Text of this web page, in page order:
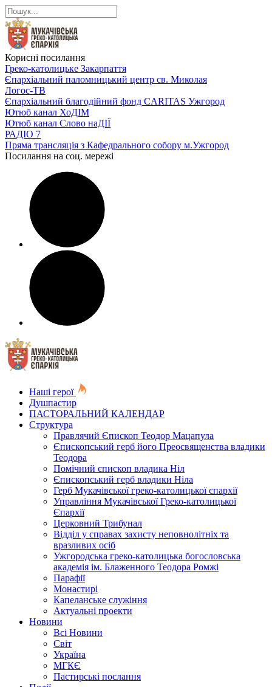
Корисні посилання
Греко-католицьке Закарпаття
Єпархіальний паломницький центр св. Миколая
Логос-ТВ
Єпархіальний благодійний фонд CARITAS Ужгород
Ютюб канал ХоДІМ
Ютюб канал Слово наДІЇ
РАДІО 7
Пряма трансляція з Кафедрального собору м.Ужгород
Посилання на соц. мережі
Наші герої
Душпастир
ПАСТОРАЛЬНИЙ КАЛЕНДАР
Структура
Правлячий Єпископ Теодор Мацапула
Єпископський герб його Преосвященства владики
Теодора
Помічний єпископ владика Ніл
Єпископський герб владики Ніла
Герб Мукачівської греко-католицької єпархії
Управління Мукачівської Греко-католицької
Єпархії
Церковний Трибунал
Відділ у справах захисту неповнолітніх та
вразливих осіб
Ужгородська греко-католицька богословська
академія ім. Блаженного Теодора Ромжі
Парафії
Монастирі
Капеланське служіння
Актуальні проекти
Новини
Всі Новини
Світ
Україна
МГКЄ
Пастирські послання